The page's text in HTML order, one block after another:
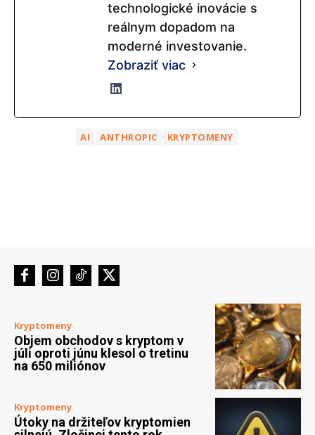
technologické inovácie s
reálnym dopadom na
moderné investovanie.
Zobraziť viac
AI ANTHROPIC KRYPTOMENY
Kryptomeny
Objem obchodov s kryptom v
júli oproti júnu klesol o tretinu
na 650 miliónov
Kryptomeny
Útoky na držiteľov kryptomien